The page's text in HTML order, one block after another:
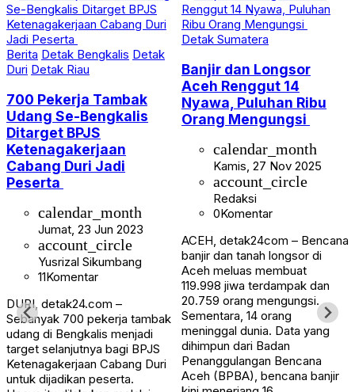
Berita Detak Bengkalis Detak
Duri Detak Riau
700 Pekerja Tambak
Udang Se-Bengkalis
Ditarget BPJS
Ketenagakerjaan
Cabang Duri Jadi
Peserta
calendar_month
Jumat, 23 Jun 2023
account_circle
Yusrizal Sikumbang
11Komentar
DURI, detak24.com –
Sebanyak 700 pekerja tambak
udang di Bengkalis menjadi
target selanjutnya bagi BPJS
Ketenagakerjaan Cabang Duri
untuk dijadikan peserta.
Detak Sumatera
Banjir dan Longsor
Aceh Renggut 14
Nyawa, Puluhan Ribu
Orang Mengungsi
calendar_month
Kamis, 27 Nov 2025
account_circle
Redaksi
0Komentar
ACEH, detak24com – Bencana
banjir dan tanah longsor di
Aceh meluas membuat
119.998 jiwa terdampak dan
20.759 orang mengungsi.
Sementara, 14 orang
meninggal dunia. Data yang
dihimpun dari Badan
Penanggulangan Bencana
Aceh (BPBA), bencana banjir